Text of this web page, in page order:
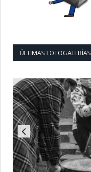
ÚLTIMAS FOTOGALERÍAS